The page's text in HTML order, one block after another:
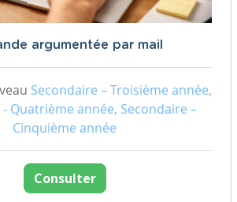
argumentée par mail
Secondaire – Troisième année,
Quatrième année, Secondaire –
Cinquième année
Consulter